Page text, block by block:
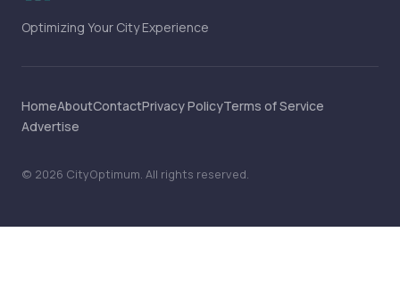
Optimizing Your City Experience
HomeAboutContactPrivacy PolicyTerms of Service
Advertise
© 2026 CityOptimum. All rights reserved.